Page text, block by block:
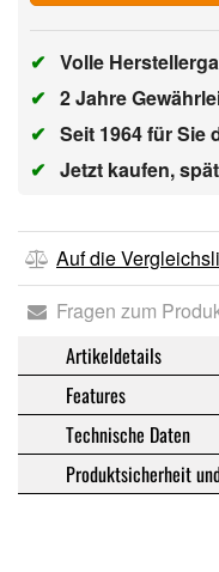
✔ Volle
✔ 2 Jahre
✔ Seit 1964 für Sie
✔ Jetzt kaufen,
Auf die
Fragen zum
Artikeldetails
Features
Technische Daten
Produktsicherheit